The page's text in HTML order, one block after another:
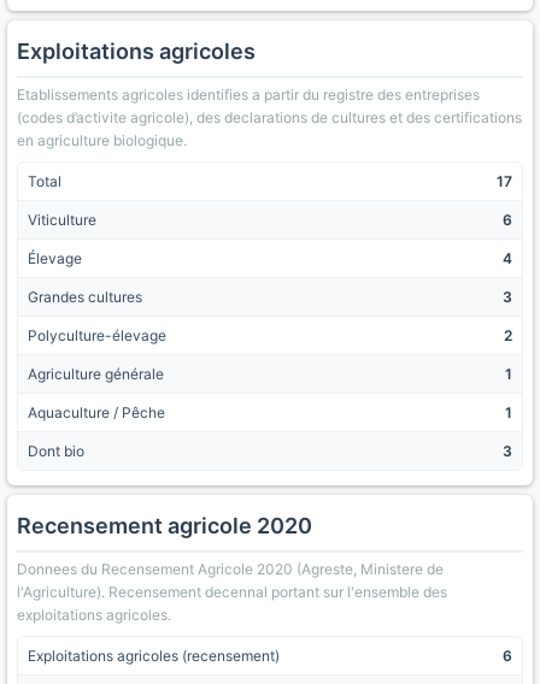
Exploitations agricoles
Etablissements agricoles identifies a partir du registre des entreprises
(codes d’activite agricole), des declarations de cultures et des certifications
en agriculture biologique.
Total 17
Viticulture 6
Élevage 4
Grandes cultures 3
Polyculture-élevage 2
Agriculture générale 1
Aquaculture / Pêche 1
Dont bio 3
Recensement agricole 2020
Donnees du Recensement Agricole 2020 (Agreste, Ministere de
l'Agriculture). Recensement decennal portant sur l'ensemble des
exploitations agricoles.
Exploitations agricoles (recensement) 6